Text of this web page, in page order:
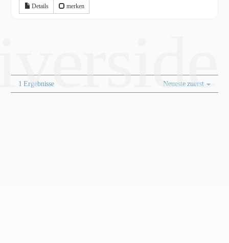
Details merken
1 Ergebnisse Neueste zuerst